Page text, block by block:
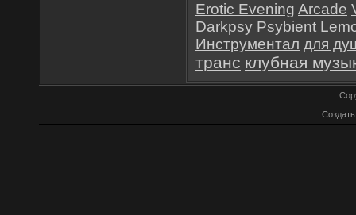
Erotic Evening Arcade
Darkpsy Psybient
Инструментал для
транс клубная